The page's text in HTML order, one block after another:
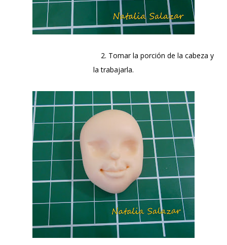
2. Tomar la porción de la cabeza y
la trabajarla.